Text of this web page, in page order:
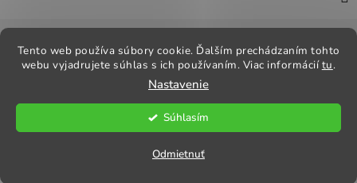
Tento web používa súbory cookie. Ďalším prechádzaním tohto
webu vyjadrujete súhlas s ich používaním. Viac informáciítu.
Nastavenie
Odmietnuť
Súhlasím
Z
Kontakt Obchodné podmienky
Odstúpenie od zmluvy
Reklamačný poriadok Obchodné podmienky
Vytvoril Shoptet
Praktik Textil. Všetky práva vyhradené.